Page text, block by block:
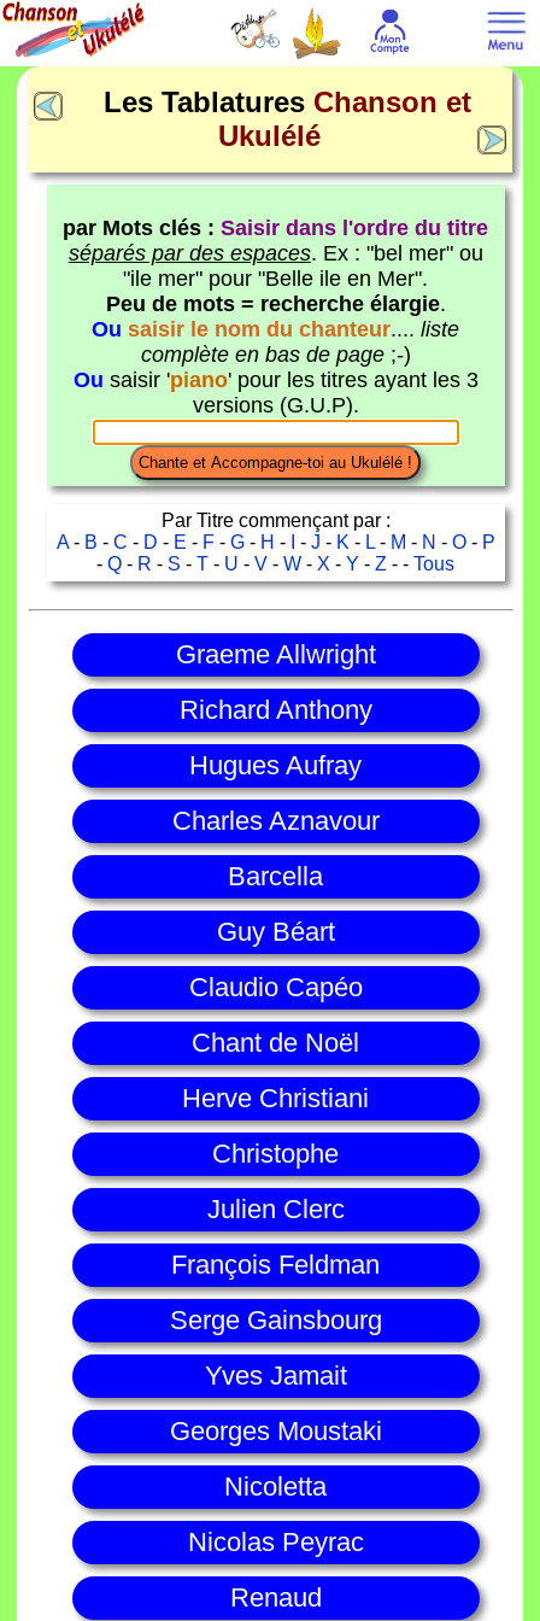
Les Tablatures Chanson et
Ukulélé
par Mots clés :Saisir dans l'ordre du titre
séparés par des espaces. Ex : "bel mer" ou
"ile mer" pour "Belle ile en Mer".
Peu de mots = recherche élargie.
Ou saisir le nom du chanteur....liste
complète en bas de page;-)
Ou saisir 'piano' pour les titres ayant les 3
versions (G.U.P).
Par Titre commençant par :
A- B - C - D - E - F- G- H - - J - K - L- M - N - O- P
-Q - R - S -T - U -V -W - X -Y -Z - -Tous
Graeme Allwright
Richard Anthony
Hugues Aufray
Charles Aznavour
Barcella
Guy Béart
Claudio Capéo
Chant de Noël
Herve Christiani
Christophe
Julien Clerc
François Feldman
Serge Gainsbourg
Yves Jamait
Georges Moustaki
Nicoletta
Nicolas Peyrac
Renaud